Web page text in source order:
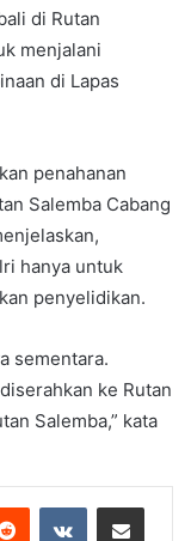
di Rutan
menjalani
di Lapas
penahanan
Salemba Cabang
hanya untuk
penyelidikan.
sementara.
ke Rutan
Salemba,” kata
Reddit VKontakteShare via Email